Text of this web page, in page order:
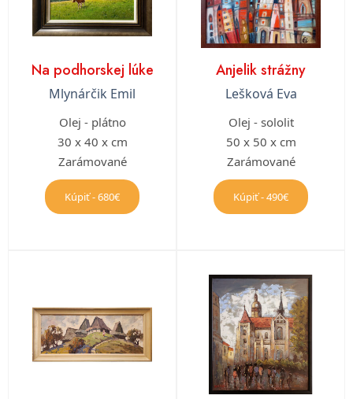
Na podhorskej lúke
Mlynárčik Emil
Olej - plátno
30 x 40 x cm
Zarámované
Kúpiť - 680€
Anjelik strážny
Lešková Eva
Olej - sololit
50 x 50 x cm
Zarámované
Kúpiť - 490€